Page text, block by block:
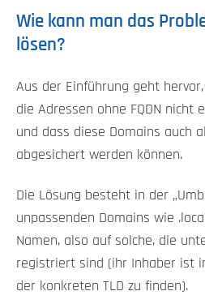
Wie kann man das
lösen?
Aus der Einführung geht
die Adressen ohne FQDN nicht
und dass diese Domains auch
abgesichert werden können.
Die Lösung besteht in der
unpassenden Domains wie
Namen, also auf solche, die
registriert sind (ihr Inhaber ist
der konkreten TLD zu finden).